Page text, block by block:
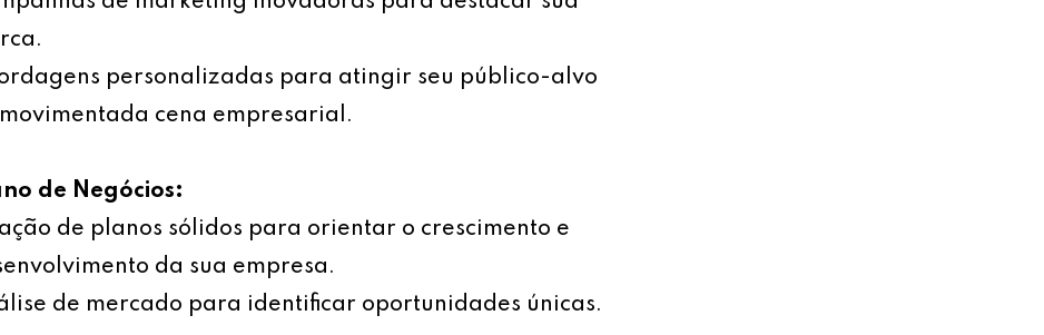
personalizadas para atingir seu público-alvo
cena empresarial.
de Negócios:
de planos sólidos para orientar o crescimento e
da sua empresa.
de mercado para identificar oportunidades únicas.